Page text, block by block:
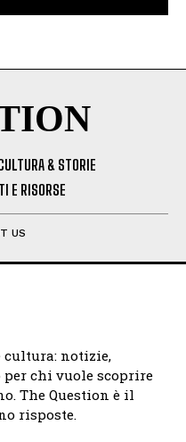
& STORIE
E RISORSE
US
cultura: notizie,
chi vuole scoprire
The Question è il
risposte.